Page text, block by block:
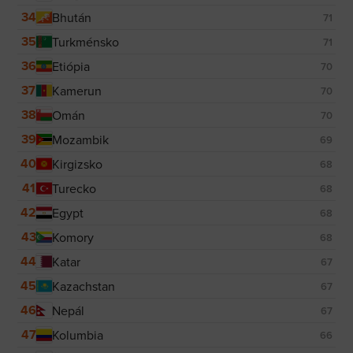
34 Bhután 71
35 Turkménsko 71
36 Etiópia 70
37 Kamerun 70
38 Omán 70
39 Mozambik 69
40 Kirgizsko 68
41 Turecko 68
42 Egypt 68
43 Komory 68
44 Katar 67
45 Kazachstan 67
46 Nepál 67
47 Kolumbia 66